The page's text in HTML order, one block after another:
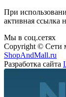
При
активная ссылка
Мы в соц.сетях
Copyright © Сети
ShopAndMall.ru
Разработка сайта